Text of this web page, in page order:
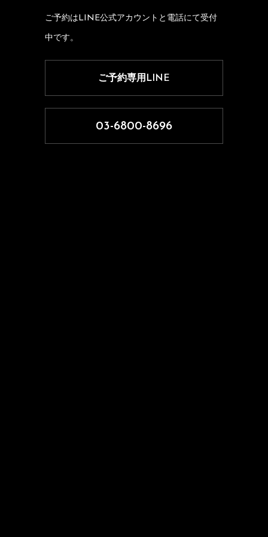
ご予約はLINE公式アカウントと電話にて受付
中です。
ご予約専用LINE
03-6800-8696